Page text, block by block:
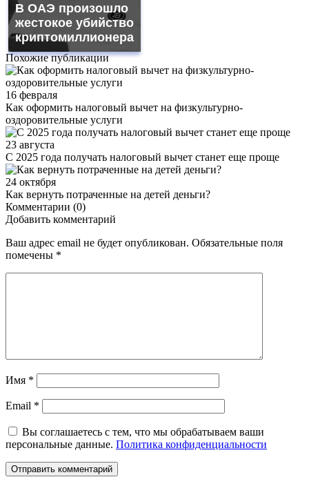
В ОАЭ произошло
жестокое убийство
криптомиллионера
Похожие публикации
16 февраля
Как оформить налоговый вычет на физкультурно-
оздоровительные услуги
23 августа
С 2025 года получать налоговый вычет станет еще проще
24 октября
Как вернуть потраченные на детей деньги?
Комментарии (0)
Добавить комментарий
Ваш адрес email не будет опубликован. Обязательные поля
помечены *
Имя *
Email *
Вы соглашаетесь с тем, что мы обрабатываем ваши
персональные данные. Политика конфиденциальности